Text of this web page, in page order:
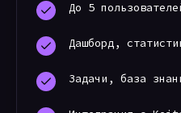
До 5
Дашборд,
Задачи, база